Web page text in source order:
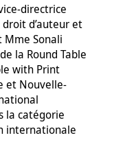
directrice
droit d’auteur et
Sonali
la Round Table
with Print
et Nouvelle-
la catégorie
internationale